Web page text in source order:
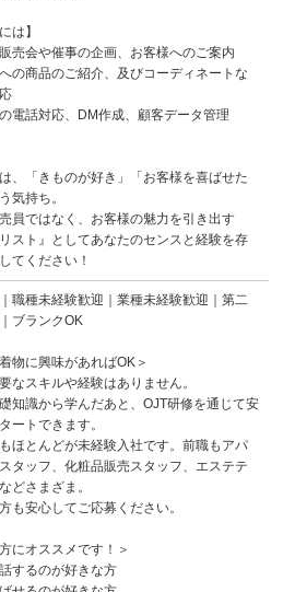
は】
売会や催事の企画、お客様へのご案内
の商品のご紹介、及びコーディネートな
の電話対応、DM作成、顧客データ管理
、「きものが好き」「お客様を喜ばせた
気持ち。
員ではなく、お客様の魅力を引き出す
リスト』としてあなたのセンスと経験を存
てください！
職種未経験歓迎｜業種未経験歓迎｜第二
ブランクOK
物に興味があればOK＞
なスキルや経験はありません。
知識から学んだあと、OJT研修を通じて安
ートできます。
ほとんどが未経験入社です。前職もアパ
タッフ、化粧品販売スタッフ、エステテ
どさまざま。
も安心してご応募ください。
にオススメです！＞
するのが好きな方